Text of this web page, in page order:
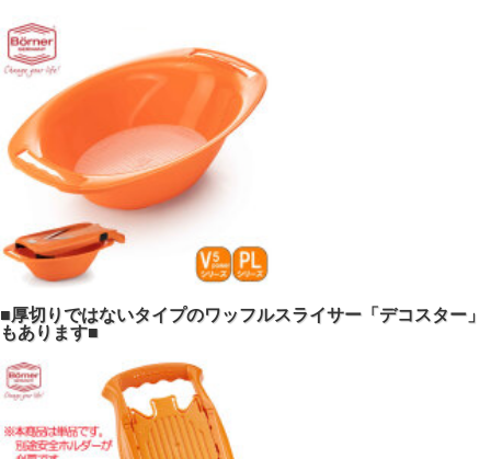
■厚切りではないタイプのワッフルスライサー「デコスター」
もあります■